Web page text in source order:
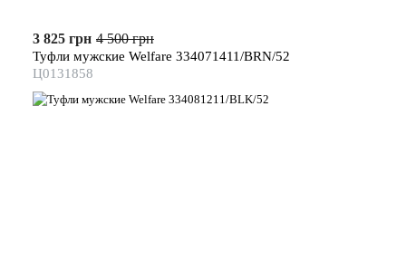
3 825 грн 4 500 грн
Туфли мужские Welfare 334071411/BRN/52
Ц0131858